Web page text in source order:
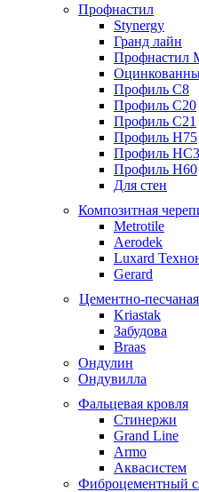
Профнастил
Stynergy
Гранд лайн
Профнастил
Профиль С8
Профиль С20
Профиль С21
Профиль Н75
Профиль
Профиль Н60
Для стен
Композитная
Metrotile
Aerodek
Luxard
Gerard
Цементно-
Kriastak
Забудова
Braas
Ондулин
Ондувилла
Фальцевая кровля
Стинержи
Grand Line
Armo
Аквасистем
Фиброцементный